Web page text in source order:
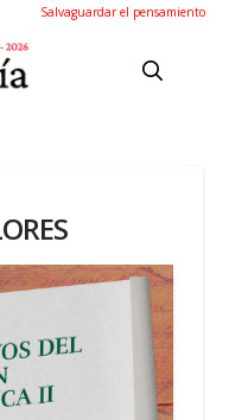
Salvaguardar el pensamiento